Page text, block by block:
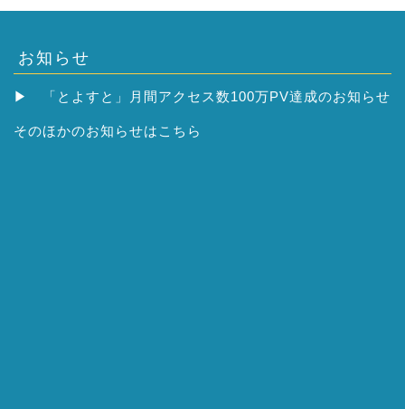
お知らせ
▶ 「とよすと」月間アクセス数100万PV達成のお知らせ
そのほかのお知らせはこちら